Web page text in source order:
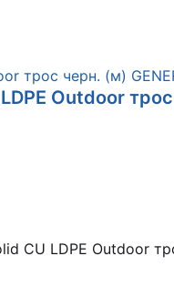
Outdoor
CU LDPE Outdoor